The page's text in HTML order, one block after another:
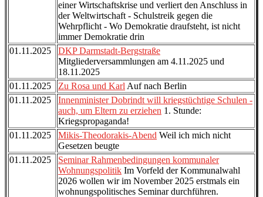
einer Wirtschaftskrise und verliert den Anschluss in
der Weltwirtschaft - Schulstreik gegen die
Wehrpflicht - Wo Demokratie draufsteht, ist nicht
immer Demokratie drin
01.11.2025
DKP Darmstadt-Bergstraße
Mitgliederversammlungen am 4.11.2025 und
18.11.2025
01.11.2025
Zu Rosa und Karl Auf nach Berlin
01.11.2025
Innenminister Dobrindt will kriegstüchtige Schulen -
auch, um Eltern zu erziehen 1. Stunde:
Kriegspropaganda!
01.11.2025
Mikis-Theodorakis-Abend Weil ich mich nicht
Gesetzen beugte
01.11.2025
Seminar Rahmenbedingungen kommunaler
Wohnungspolitik Im Vorfeld der Kommunalwahl
2026 wollen wir im November 2025 erstmals ein
wohnungspolitisches Seminar durchführen.